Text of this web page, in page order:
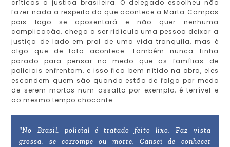
críticas a justiça brasileira. O delegado escolheu não
fazer nada a respeito do que acontece a Marta Campos
pois logo se aposentará e não quer nenhuma
complicação, chega a ser ridículo uma pessoa deixar a
justiça de lado em prol de uma vida tranquila, mas é
algo que de fato acontece. Também nunca tinha
parado para pensar no medo que as famílias de
policiais enfrentam, e isso fica bem nítido na obra, eles
escondem quem são quando estão de folga por medo
de serem mortos num assalto por exemplo, é terrível e
ao mesmo tempo chocante.
"No Brasil, policial é tratado feito lixo. Faz vista
grossa, se corrompe ou morre. Cansei de conhecer